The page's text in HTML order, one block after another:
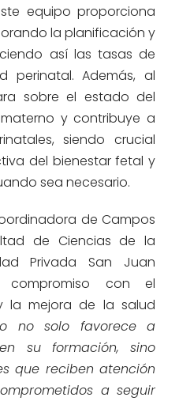
equipo proporciona
la planificación y
así las tasas de
perinatal. Además, al
sobre el estado del
y contribuye a
siendo crucial
del bienestar fetal y
sea necesario.
de Campos
de Ciencias de la
Privada San Juan
compromiso con el
la mejora de la salud
no solo favorece a
su formación, sino
que reciben atención
a seguir